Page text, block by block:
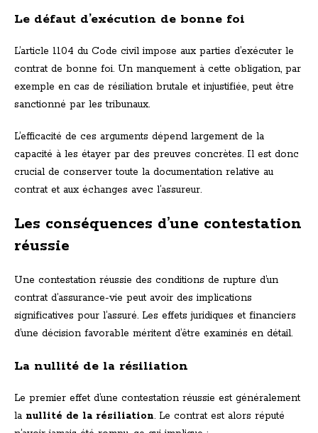
Le défaut d’exécution de bonne foi
L’article 1104 du Code civil impose aux parties d’exécuter le
contrat de bonne foi. Un manquement à cette obligation, par
exemple en cas de résiliation brutale et injustifiée, peut être
sanctionné par les tribunaux.
L’efficacité de ces arguments dépend largement de la
capacité à les étayer par des preuves concrètes. Il est donc
crucial de conserver toute la documentation relative au
contrat et aux échanges avec l’assureur.
Les conséquences d’une contestation
réussie
Une contestation réussie des conditions de rupture d’un
contrat d’assurance-vie peut avoir des implications
significatives pour l’assuré. Les effets juridiques et financiers
d’une décision favorable méritent d’être examinés en détail.
La nullité de la résiliation
Le premier effet d’une contestation réussie est généralement
la nullité de la résiliation. Le contrat est alors réputé